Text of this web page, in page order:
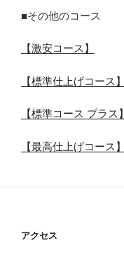
■その他のコース
【激安コース】
【標準仕上げコース】
【標準コース プラス】
【最高仕上げコース】
アクセス